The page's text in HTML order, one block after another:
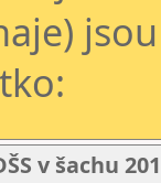
v šachu